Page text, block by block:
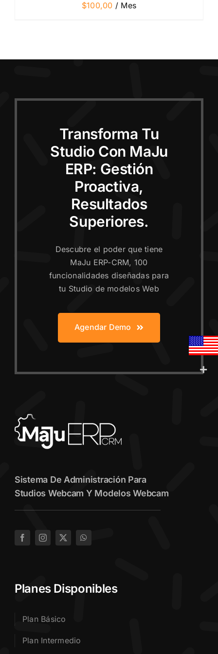
$100,00 / Mes
Transforma Tu
Studio Con MaJu
ERP: Gestión
Proactiva,
Resultados
Superiores.
Descubre el poder que tiene
MaJu ERP-CRM, 100
funcionalidades diseñadas para
tu Studio de modelos Web
Agendar Demo
Sistema De Administración Para
Studios Webcam Y Modelos Webcam
Planes Disponibles
Plan Básico
Plan Intermedio